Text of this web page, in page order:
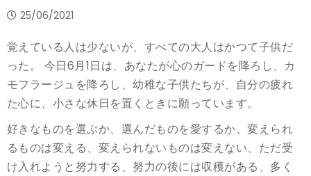
25/06/2021
覚えている人は少ないが、すべての大人はかつて子供だ
った。 今日6月1日は、あなたが心のガードを降ろし、カ
モフラージュを降ろし、幼稚な子供たちが、自分の疲れ
た心に、小さな休日を置くときに願っています。
好きなものを選ぶか、選んだものを愛するか、変えられ
るものは変える、変えられないものは変えない、ただ受
け入れようと努力する、努力の後には収穫がある、多く